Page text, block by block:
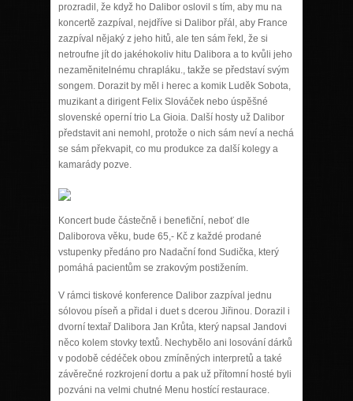
prozradil, že když ho Dalibor oslovil s tím, aby mu na
koncertě zazpíval, nejdříve si Dalibor přál, aby France
zazpíval nějaký z jeho hitů, ale ten sám řekl, že si
netroufne jít do jakéhokoliv hitu Dalibora a to kvůli jeho
nezaměnitelnému chrapláku., takže se představí svým
songem. Dorazit by měl i herec a komik Luděk Sobota,
muzikant a dirigent Felix Slováček nebo úspěšné
slovenské operní trio La Gioia. Další hosty už Dalibor
představit ani nemohl, protože o nich sám neví a nechá
se sám překvapit, co mu produkce za další kolegy a
kamarády pozve.
Koncert bude částečně i benefiční, neboť dle
Daliborova věku, bude 65,- Kč z každé prodané
vstupenky předáno pro Nadační fond Sudička, který
pomáhá pacientům se zrakovým postižením.
V rámci tiskové konference Dalibor zazpíval jednu
sólovou píseň a přidal i duet s dcerou Jiřinou. Dorazil i
dvorní textař Dalibora Jan Krůta, který napsal Jandovi
něco kolem stovky textů. Nechybělo ani losování dárků
v podobě cédéček obou zmíněných interpretů a také
závěrečné rozkrojení dortu a pak už přítomní hosté byli
pozváni na velmi chutné Menu hostící restaurace.